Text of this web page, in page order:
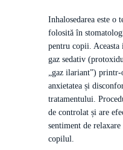
Inhalosedarea este o
folosită în
pentru copii.
gaz sedativ
„gaz ilariant”)
anxietatea și
tratamentului.
de controlat și are
sentiment de
copilul.